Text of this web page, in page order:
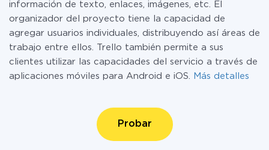
información de texto, enlaces, imágenes, etc. El
organizador del proyecto tiene la capacidad de
agregar usuarios individuales, distribuyendo así áreas de
trabajo entre ellos. Trello también permite a sus
clientes utilizar las capacidades del servicio a través de
aplicaciones móviles para Android e iOS.
Más detalles
Probar